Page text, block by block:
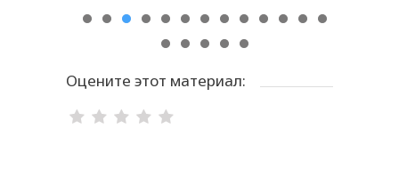
Оцените этот материал: